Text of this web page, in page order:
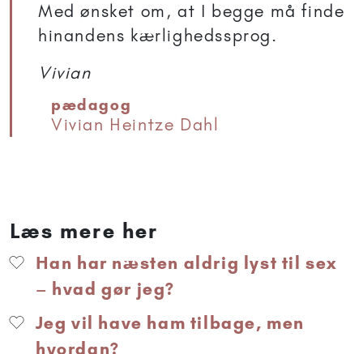
Med ønsket om, at I begge må finde
hinandens kærlighedssprog.
Vivian
pædagog
Vivian Heintze Dahl
Læs mere her
Han har næsten aldrig lyst til sex
– hvad gør jeg?
Jeg vil have ham tilbage, men
hvordan?